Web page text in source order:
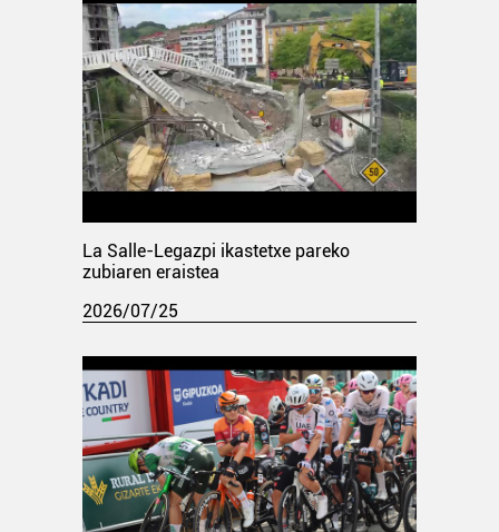
La Salle-Legazpi ikastetxe pareko
zubiaren eraistea
2026/07/25